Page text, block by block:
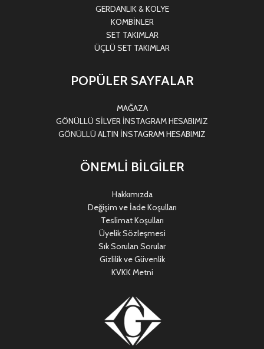
GERDANLIK & KOLYE
KOMBİNLER
SET TAKIMLAR
ÜÇLÜ SET TAKIMLAR
POPÜLER SAYFALAR
MAĞAZA
GÖNÜLLÜ SİLVER İNSTAGRAM HESABIMIZ
GÖNÜLLÜ ALTIN İNSTAGRAM HESABIMIZ
ÖNEMLİ BİLGİLER
Hakkımızda
Değişim ve İade Koşulları
Teslimat Koşulları
Üyelik Sözleşmesi
Sık Sorulan Sorular
Gizlilik ve Güvenlik
KVKK Metni